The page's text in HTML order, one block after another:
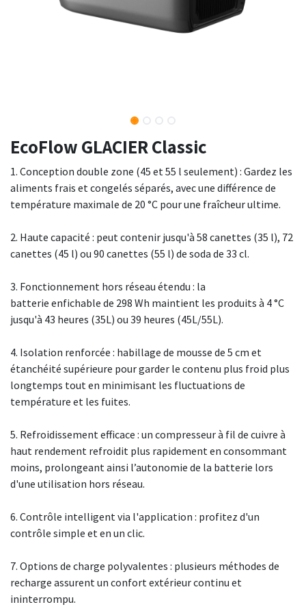
EcoFlow GLACIER Classic
1. Conception double zone (45 et 55 l seulement) : Gardez les
aliments frais et congelés séparés, avec une différence de
température maximale de 20 °C pour une fraîcheur ultime.
2. Haute capacité : peut contenir jusqu'à 58 canettes (35 l), 72
canettes (45 l) ou 90 canettes (55 l) de soda de 33 cl.
3. Fonctionnement hors réseau étendu : la
batterie enfichable de 298 Wh maintient les produits à 4 °C
jusqu'à 43 heures (35L) ou 39 heures (45L/55L).
4. Isolation renforcée : habillage de mousse de 5 cm et
étanchéité supérieure pour garder le contenu plus froid plus
longtemps tout en minimisant les fluctuations de
température et les fuites.
5. Refroidissement efficace : un compresseur à fil de cuivre à
haut rendement refroidit plus rapidement en consommant
moins, prolongeant ainsi l’autonomie de la batterie lors
d'une utilisation hors réseau.
6. Contrôle intelligent via l'application : profitez d'un
contrôle simple et en un clic.
7. Options de charge polyvalentes : plusieurs méthodes de
recharge assurent un confort extérieur continu et
ininterrompu.